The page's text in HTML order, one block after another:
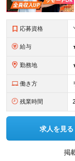
応募資格
給与
勤務地
働き方
残業時間
求人を見る
掲